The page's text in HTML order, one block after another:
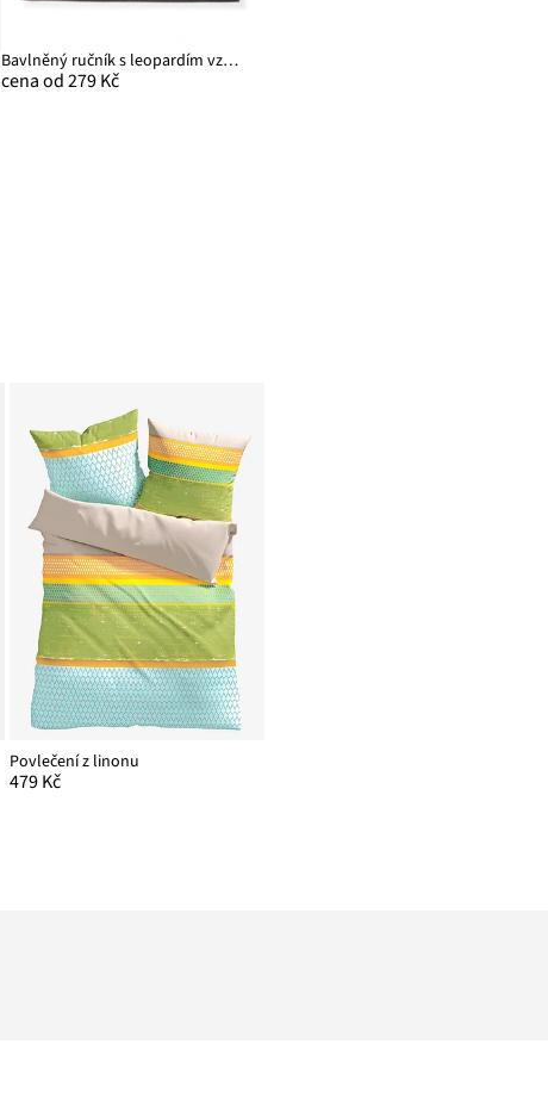
Bavlněný ručník s leopardím vzorem
cena od 279 Kč
Povlečení z linonu
479 Kč